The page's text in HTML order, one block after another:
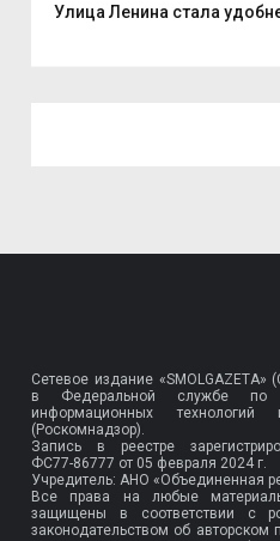
Улица Ленина стала
Сетевое издание
в Федеральной службе по
информационных
(Роскомнадзор).
Запись в реестре
ФС77-86777 от 05 февраля 2024 г.
Учредитель: АНО «Объединенная
Все права на любые
защищены в соответствии с
законодательством об